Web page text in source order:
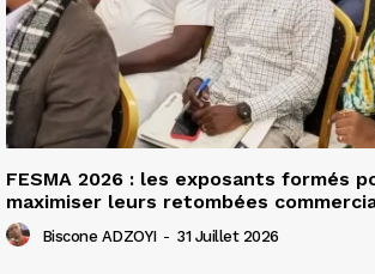
FESMA 2026 : les exposants formés
maximiser leurs retombées
Biscone ADZOYI - 31 Juillet 2026